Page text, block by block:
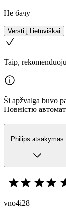
Не бачу
Versti į Lietuviškai
Taip,
Ši apžvalga buvo
Повністю
Philips atsakymas
vno4i28